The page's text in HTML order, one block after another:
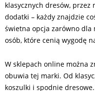
klasycznych dresów, przez
dodatki – każdy znajdzie
świetna opcja zarówno dla
osób, które cenią wygodę
W sklepach online można
obuwia tej marki. Od
koszulki i spodnie